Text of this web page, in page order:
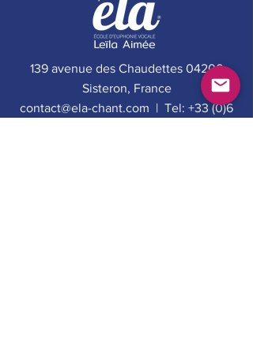
139 avenue des Chaudettes 04200
Sisteron, France
contact@ela-chant.com | Tel: +33 (0)6